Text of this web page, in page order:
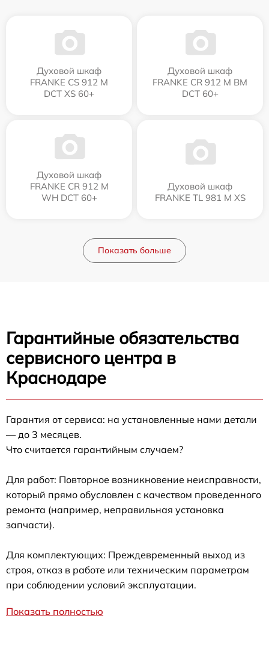
Духовой шкаф
FRANKE CS 912 M
DCT XS 60+
Духовой шкаф
FRANKE CR 912 M BM
DCT 60+
Духовой шкаф
FRANKE CR 912 M
WH DCT 60+
Духовой шкаф
FRANKE TL 981 M XS
Показать больше
Гарантийные обязательства
сервисного центра в
Краснодаре
Гарантия от сервиса: на установленные нами детали
— до 3 месяцев.
Что считается гарантийным случаем?
Для работ: Повторное возникновение неисправности,
который прямо обусловлен с качеством проведенного
ремонта (например, неправильная установка
запчасти).
Для комплектующих: Преждевременный выход из
строя, отказ в работе или техническим параметрам
при соблюдении условий эксплуатации.
Показать полностью